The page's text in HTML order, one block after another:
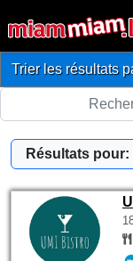
Résultats pour: